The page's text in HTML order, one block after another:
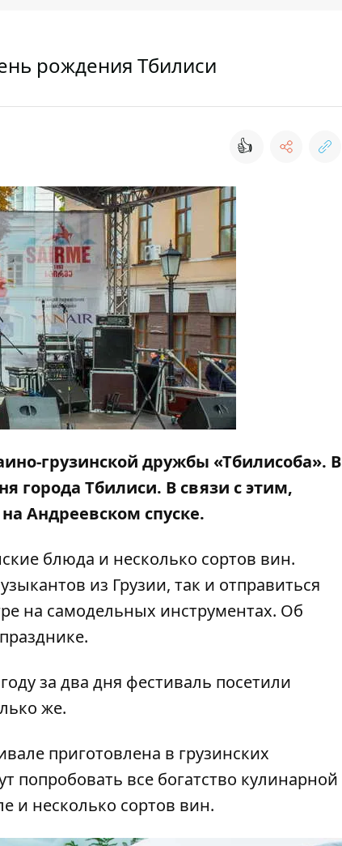
рождения Тбилиси
👍
грузинской дружбы «Тбилисоба». В
города Тбилиси. В связи с этим,
Андреевском спуске.
блюда и несколько сортов вин.
из Грузии, так и отправиться
на самодельных инструментах. Об
за два дня фестиваль посетили
же.
приготовлена в грузинских
попробовать все богатство кулинарной
и несколько сортов вин.